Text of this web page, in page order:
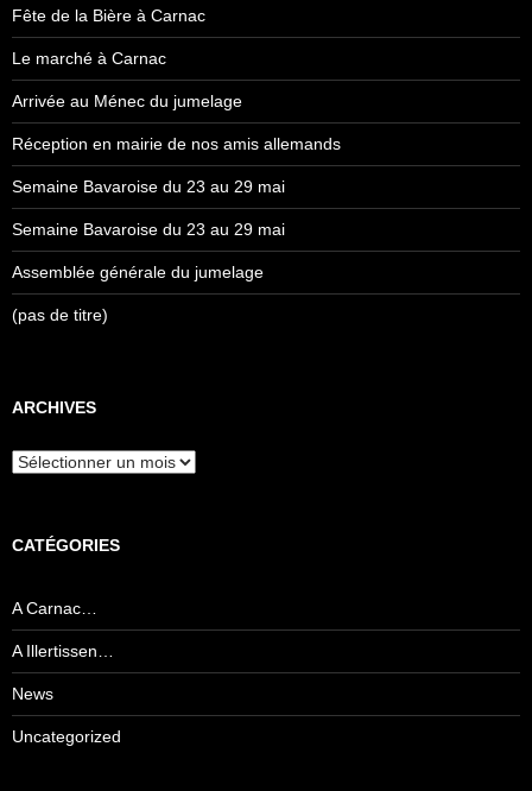
Fête de la Bière à Carnac
Le marché à Carnac
Arrivée au Ménec du jumelage
Réception en mairie de nos amis allemands
Semaine Bavaroise du 23 au 29 mai
Semaine Bavaroise du 23 au 29 mai
Assemblée générale du jumelage
(pas de titre)
ARCHIVES
Archives
CATÉGORIES
A Carnac…
A Illertissen…
News
Uncategorized